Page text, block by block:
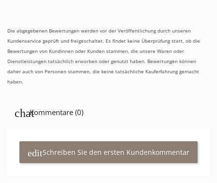
Die abgegebenen Bewertungen werden vor der Veröffentlichung durch unseren
Kundenservice geprüft und freigeschaltet. Es findet keine Überprüfung statt, ob die
Bewertungen von Kundinnen oder Kunden stammen, die unsere Waren oder
Dienstleistungen tatsächlich erworben oder genutzt haben. Bewertungen können
daher auch von Personen stammen, die keine tatsächliche Kauferfahrung gemacht
haben.
Kommentare (0)
Schreiben Sie den ersten Kundenkommentar